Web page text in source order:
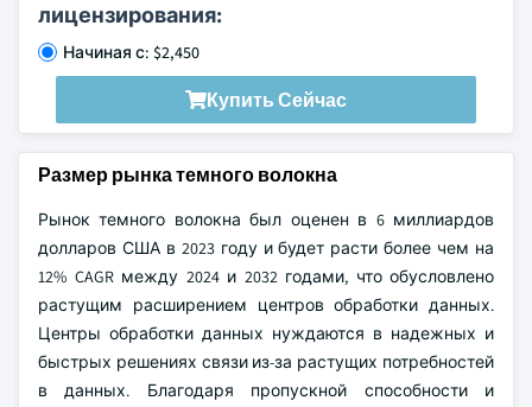
лицензирования:
Начиная с: $2,450
Купить Сейчас
Размер рынка темного волокна
Рынок темного волокна был оценен в 6 миллиардов
долларов США в 2023 году и будет расти более чем на
12% CAGR между 2024 и 2032 годами, что обусловлено
растущим расширением центров обработки данных.
Центры обработки данных нуждаются в надежных и
быстрых решениях связи из-за растущих потребностей
в данных. Благодаря пропускной способности и